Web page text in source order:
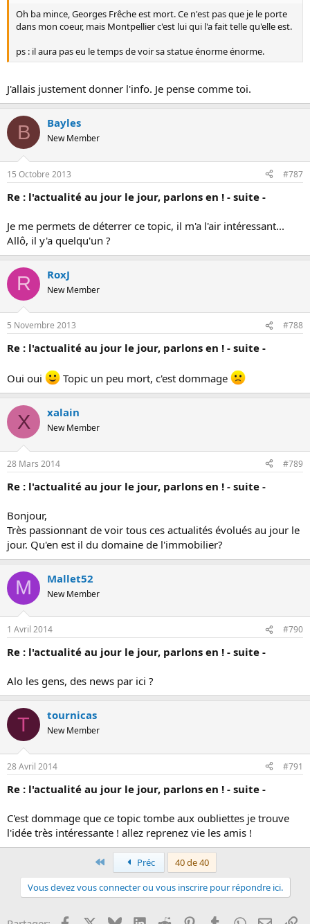
Oh ba mince, Georges Frêche est mort. Ce n'est pas que je le porte
dans mon coeur, mais Montpellier c'est lui qui l'a fait telle qu'elle est.
ps : il aura pas eu le temps de voir sa statue énorme énorme.
J'allais justement donner l'info. Je pense comme toi.
B Bayles
New Member
15 Octobre 2013 #787
Re : l'actualité au jour le jour, parlons en ! - suite -
Je me permets de déterrer ce topic, il m'a l'air intéressant...
Allô, il y'a quelqu'un ?
R RoxJ
New Member
5 Novembre 2013 #788
Re : l'actualité au jour le jour, parlons en ! - suite -
Oui oui Topic un peu mort, c'est dommage
X xalain
New Member
28 Mars 2014 #789
Re : l'actualité au jour le jour, parlons en ! - suite -
Bonjour,
Très passionnant de voir tous ces actualités évolués au jour le
jour. Qu'en est il du domaine de l'immobilier?
M Mallet52
New Member
1 Avril 2014 #790
Re : l'actualité au jour le jour, parlons en ! - suite -
Alo les gens, des news par ici ?
T tournicas
New Member
28 Avril 2014 #791
Re : l'actualité au jour le jour, parlons en ! - suite -
C'est dommage que ce topic tombe aux oubliettes je trouve
l'idée très intéressante ! allez reprenez vie les amis !
PremierPréc
40 de 40
Vous devez vous connecter ou vous inscrire pour répondre ici.